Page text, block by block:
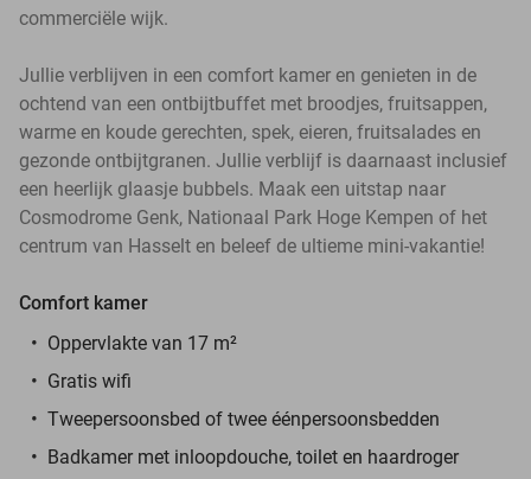
commerciële wijk.
Jullie verblijven in een comfort kamer en genieten in de
ochtend van een ontbijtbuffet met broodjes, fruitsappen,
warme en koude gerechten, spek, eieren, fruitsalades en
gezonde ontbijtgranen. Jullie verblijf is daarnaast inclusief
een heerlijk glaasje bubbels. Maak een uitstap naar
Cosmodrome Genk, Nationaal Park Hoge Kempen of het
centrum van Hasselt en beleef de ultieme mini-vakantie!
Comfort kamer
Oppervlakte van 17 m²
Gratis wifi
Tweepersoonsbed of twee éénpersoonsbedden
Badkamer met inloopdouche, toilet en haardroger